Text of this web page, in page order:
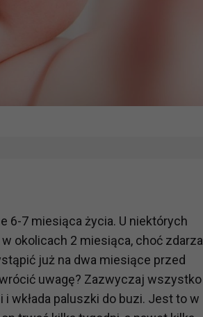
6-7 miesiąca życia. U niektórych
okolicach 2 miesiąca, choć zdarza
już na dwa miesiące przed
uwagę? Zazwyczaj wszystko
wkłada paluszki do buzi. Jest to w